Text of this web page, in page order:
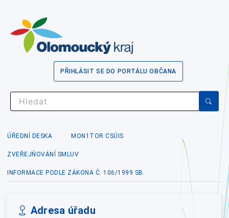
PŘIHLÁSIT SE DO PORTÁLU OBČANA
ÚŘEDNÍ DESKA MON1TOR CSÚIS
ZVEŘEJŇOVÁNÍ SMLUV
INFORMACE PODLE ZÁKONA Č. 106/1999 SB.
Adresa úřadu